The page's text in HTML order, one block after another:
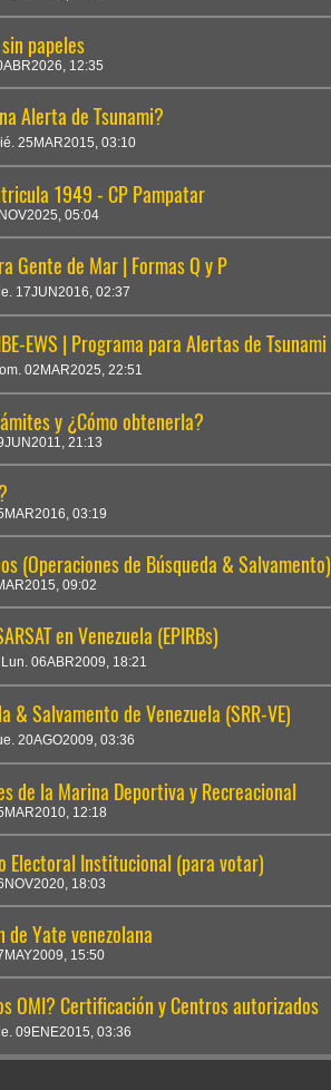
papeles
12:35
Alerta de Tsunami?
25MAR2015, 03:10
1949 - CP Pampatar
05:04
Gente de Mar | Formas Q y P
17JUN2016, 02:37
EWS | Programa para Alertas de Tsunami
02MAR2025, 22:51
y ¿Cómo obtenerla?
21:13
03:19
(Operaciones de Búsqueda & Salvamento)
09:02
en Venezuela (EPIRBs)
Lun. 06ABR2009, 18:21
& Salvamento de Venezuela (SRR-VE)
20AGO2009, 03:36
de la Marina Deportiva y Recreacional
12:18
Electoral Institucional (para votar)
18:03
de Yate venezolana
15:50
OMI? Certificación y Centros autorizados
09ENE2015, 03:36